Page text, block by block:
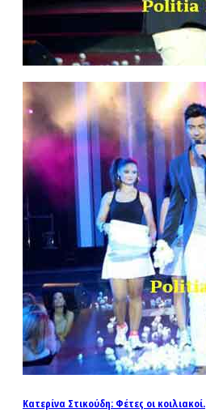
Κατερίνα Στικούδη: Φέτες οι κοιλιακοί.